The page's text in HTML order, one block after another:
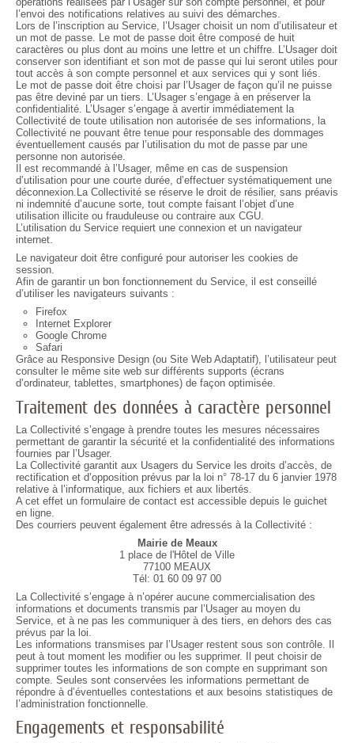
l’envoi des notifications relatives au suivi des démarches.
Lors de l’inscription au Service, l’Usager choisit un nom d’utilisateur et
un mot de passe. Le mot de passe doit être composé de huit
caractères ou plus dont au moins une lettre et un chiffre. L’Usager doit
conserver son identifiant et son mot de passe qui lui seront utiles pour
tout accès à son compte personnel et aux services qui y sont liés.
Le mot de passe doit être choisi par l’Usager de façon qu’il ne puisse
pas être deviné par un tiers. L’Usager s’engage à en préserver la
confidentialité. L’Usager s’engage à avertir immédiatement la
Collectivité de toute utilisation non autorisée de ses informations, la
Collectivité ne pouvant être tenue pour responsable des dommages
éventuellement causés par l’utilisation du mot de passe par une
personne non autorisée.
Il est recommandé à l’Usager, même en cas de suspension
d’utilisation pour une courte durée, d’effectuer systématiquement une
déconnexion.La Collectivité se réserve le droit de résilier, sans préavis
ni indemnité d’aucune sorte, tout compte faisant l’objet d’une
utilisation illicite ou frauduleuse ou contraire aux CGU.
L’utilisation du Service requiert une connexion et un navigateur
internet.
Le navigateur doit être configuré pour autoriser les cookies de
session.
Afin de garantir un bon fonctionnement du Service, il est conseillé
d’utiliser les navigateurs suivants :
Firefox
Internet Explorer
Google Chrome
Safari
Grâce au Responsive Design (ou Site Web Adaptatif), l’utilisateur peut
consulter le même site web sur différents supports (écrans
d’ordinateur, tablettes, smartphones) de façon optimisée.
Traitement des données à caractère personnel
La Collectivité s’engage à prendre toutes les mesures nécessaires
permettant de garantir la sécurité et la confidentialité des informations
fournies par l’Usager.
La Collectivité garantit aux Usagers du Service les droits d’accès, de
rectification et d’opposition prévus par la loi n° 78-17 du 6 janvier 1978
relative à l’informatique, aux fichiers et aux libertés.
A cet effet un formulaire de contact est accessible depuis le guichet
en ligne.
Des courriers peuvent également être adressés à la Collectivité :
Mairie de Meaux
1 place de l'Hôtel de Ville
77100 MEAUX
Tél: 01 60 09 97 00
La Collectivité s’engage à n’opérer aucune commercialisation des
informations et documents transmis par l’Usager au moyen du
Service, et à ne pas les communiquer à des tiers, en dehors des cas
prévus par la loi.
Les informations transmises par l’Usager restent sous son contrôle. Il
peut à tout moment les modifier ou les supprimer. Il peut choisir de
supprimer toutes les informations de son compte en supprimant son
compte. Seules sont conservées les informations permettant de
répondre à d’éventuelles contestations et aux besoins statistiques de
l’administration fonctionnelle.
Engagements et responsabilité